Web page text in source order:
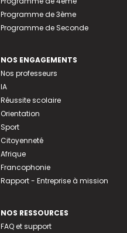
Programme de 3ème
Programme de Seconde
NOS ENGAGEMENTS
Nos professeurs
IA
Réussite scolaire
Orientation
Sport
Citoyenneté
Afrique
Francophonie
Rapport - Entreprise à mission
NOS RESSOURCES
FAQ et support